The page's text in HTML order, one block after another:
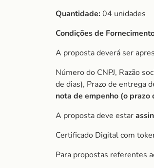
Quantidade:04 unidades
Condições de
A proposta deverá ser
Número do CNPJ, Razão
de dias), Prazo de entrega
nota de empenho (o
A proposta deve estar
Certificado Digital com
Para propostas referentes